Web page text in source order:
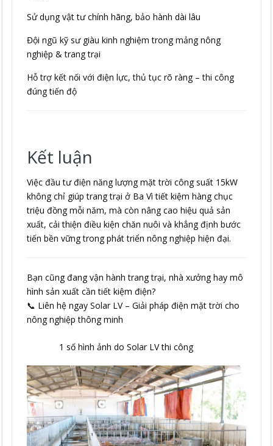
Sử dụng vật tư chính hãng, bảo hành dài lâu
Đội ngũ kỹ sư giàu kinh nghiệm trong mảng nông
nghiệp & trang trại
Hỗ trợ kết nối với điện lực, thủ tục rõ ràng – thi công
đúng tiến độ
Kết luận
Việc đầu tư điện năng lượng mặt trời công suất 15kW
không chỉ giúp trang trại ở Ba Vì tiết kiệm hàng chục
triệu đồng mỗi năm, mà còn nâng cao hiệu quả sản
xuất, cải thiện điều kiện chăn nuôi và khẳng định bước
tiến bền vững trong phát triển nông nghiệp hiện đại.
Bạn cũng đang vận hành trang trại, nhà xưởng hay mô
hình sản xuất cần tiết kiệm điện?
📞 Liên hệ ngay Solar LV – Giải pháp điện mặt trời cho
nông nghiệp thông minh
1 số hình ảnh do Solar LV thi công